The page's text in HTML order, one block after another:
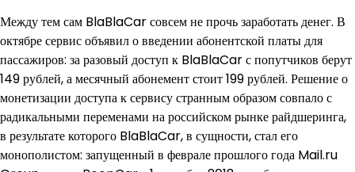
Между тем сам BlaBlaCar совсем не прочь заработать денег. В
октябре сервис объявил о введении абонентской платы для
пассажиров: за разовый доступ к BlaBlaCar с попутчиков берут
149 рублей, а месячный абонемент стоит 199 рублей. Решение о
монетизации доступа к сервису странным образом совпало с
радикальными переменами на российском рынке райдшеринга,
в результате которого BlaBlaCar, в сущности, стал его
монополистом: запущенный в феврале прошлого года Mail.ru